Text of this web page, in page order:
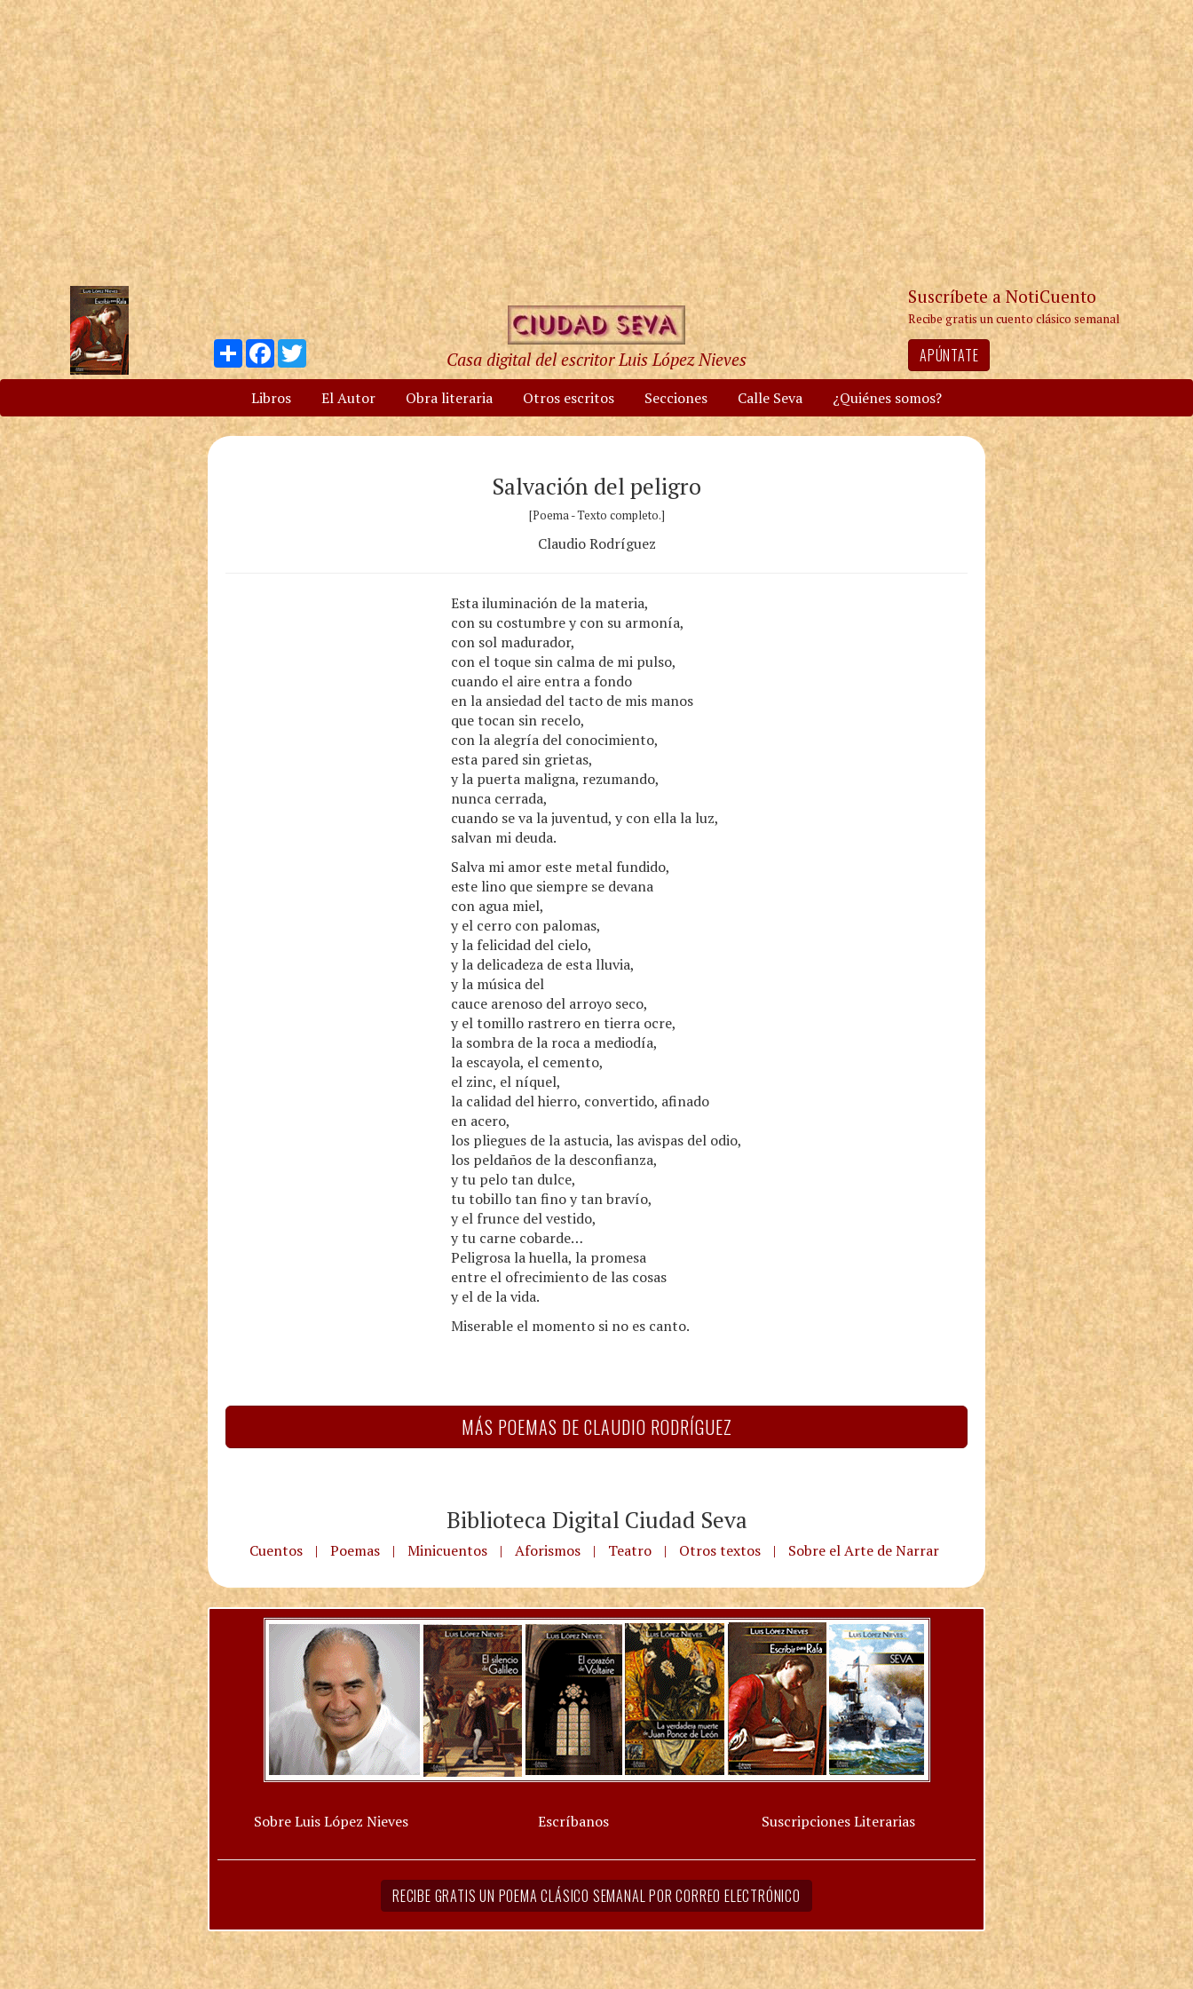
Compartir
Facebook
Twitter
Casa digital del escritor Luis López Nieves
Suscríbete a NotiCuento
Recibe gratis un cuento clásico semanal
APÚNTATE
Libros El Autor Obra literaria Otros escritos Secciones Calle Seva ¿Quiénes somos?
Salvación del peligro
[Poema - Texto completo.]
Claudio Rodríguez
Esta iluminación de la materia,
con su costumbre y con su armonía,
con sol madurador,
con el toque sin calma de mi pulso,
cuando el aire entra a fondo
en la ansiedad del tacto de mis manos
que tocan sin recelo,
con la alegría del conocimiento,
esta pared sin grietas,
y la puerta maligna, rezumando,
nunca cerrada,
cuando se va la juventud, y con ella la luz,
salvan mi deuda.
Salva mi amor este metal fundido,
este lino que siempre se devana
con agua miel,
y el cerro con palomas,
y la felicidad del cielo,
y la delicadeza de esta lluvia,
y la música del
cauce arenoso del arroyo seco,
y el tomillo rastrero en tierra ocre,
la sombra de la roca a mediodía,
la escayola, el cemento,
el zinc, el níquel,
la calidad del hierro, convertido, afinado
en acero,
los pliegues de la astucia, las avispas del odio,
los peldaños de la desconfianza,
y tu pelo tan dulce,
tu tobillo tan fino y tan bravío,
y el frunce del vestido,
y tu carne cobarde…
Peligrosa la huella, la promesa
entre el ofrecimiento de las cosas
y el de la vida.
Miserable el momento si no es canto.
MÁS POEMAS DE CLAUDIO RODRÍGUEZ
Biblioteca Digital Ciudad Seva
Cuentos | Poemas | Minicuentos | Aforismos | Teatro | Otros textos | Sobre el Arte de Narrar
Sobre Luis López Nieves Escríbanos Suscripciones Literarias
RECIBE GRATIS UN POEMA CLÁSICO SEMANAL POR CORREO ELECTRÓNICO